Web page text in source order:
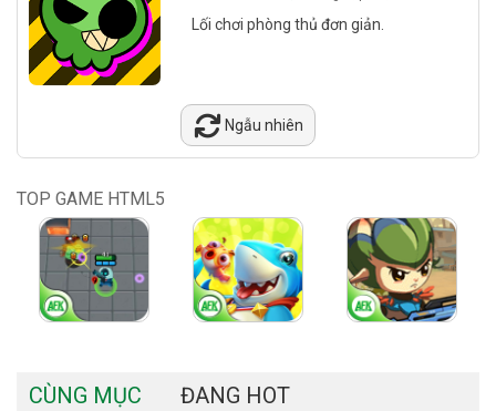
Lối chơi phòng thủ đơn giản.
Ngẫu nhiên
TOP GAME HTML5
CÙNG MỤC ĐANG HOT